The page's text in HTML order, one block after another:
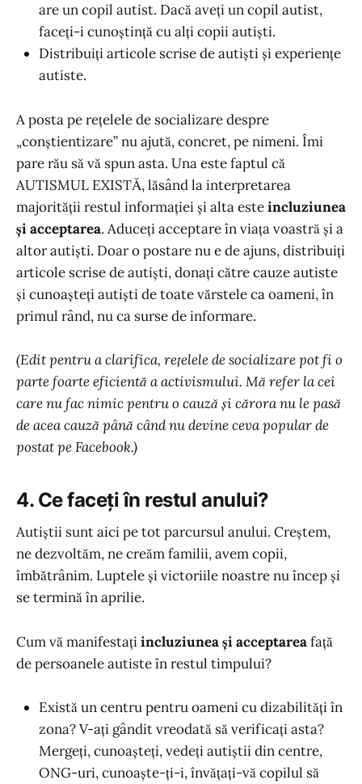
are un copil autist. Dacă aveți un copil autist,
faceți-i cunoștință cu alți copii autiști.
Distribuiți articole scrise de autiști și experiențe
autiste.
A posta pe rețelele de socializare despre
„conștientizare” nu ajută, concret, pe nimeni. Îmi
pare rău să vă spun asta. Una este faptul că
AUTISMUL EXISTĂ, lăsând la interpretarea
majorității restul informației și alta esteincluziunea
și acceptarea. Aduceți acceptare în viața voastră și a
altor autiști. Doar o postare nu e de ajuns, distribuiți
articole scrise de autiști, donați către cauze autiste
și cunoașteți autiști de toate vărstele ca oameni, în
primul rând, nu ca surse de informare.
(Edit pentru a clarifica, rețelele de socializare pot fi o
parte foarte eficientă a activismului. Mă refer la cei
care nu fac nimic pentru o cauză și cărora nu le pasă
de acea cauză până când nu devine ceva popular de
postat pe Facebook.)
4. Ce faceți în restul anului?
Autiștii sunt aici pe tot parcursul anului. Creștem,
ne dezvoltăm, ne creăm familii, avem copii,
îmbătrânim. Luptele și victoriile noastre nu încep și
se termină în aprilie.
Cum vă manifestațiincluziunea și acceptareafață
de persoanele autiste în restul timpului?
Există un centru pentru oameni cu dizabilități în
zona? V-ați gândit vreodată să verificați asta?
Mergeți, cunoașteți, vedeți autiștii din centre,
ONG-uri, cunoaște-ți-i, învățați-vă copilul să